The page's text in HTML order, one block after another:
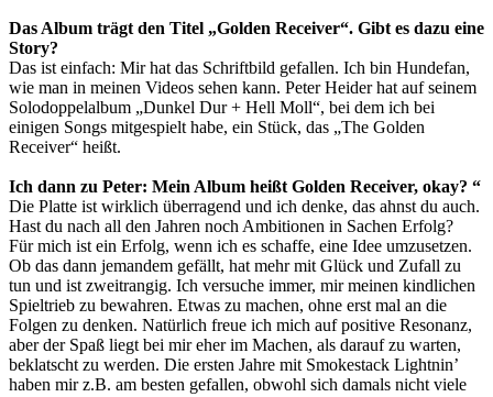
Das Album trägt den Titel „Golden Receiver“. Gibt es dazu eine
Story?
Das ist einfach: Mir hat das Schriftbild gefallen. Ich bin Hundefan,
wie man in meinen Videos sehen kann. Peter Heider hat auf seinem
Solodoppelalbum „Dunkel Dur + Hell Moll“, bei dem ich bei
einigen Songs mitgespielt habe, ein Stück, das „The Golden
Receiver“ heißt.
Ich dann zu Peter: Mein Album heißt Golden Receiver, okay? “
Die Platte ist wirklich überragend und ich denke, das ahnst du auch.
Hast du nach all den Jahren noch Ambitionen in Sachen Erfolg?
Für mich ist ein Erfolg, wenn ich es schaffe, eine Idee umzusetzen.
Ob das dann jemandem gefällt, hat mehr mit Glück und Zufall zu
tun und ist zweitrangig. Ich versuche immer, mir meinen kindlichen
Spieltrieb zu bewahren. Etwas zu machen, ohne erst mal an die
Folgen zu denken. Natürlich freue ich mich auf positive Resonanz,
aber der Spaß liegt bei mir eher im Machen, als darauf zu warten,
beklatscht zu werden. Die ersten Jahre mit Smokestack Lightnin’
haben mir z.B. am besten gefallen, obwohl sich damals nicht viele